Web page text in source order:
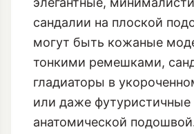
сандалии на плоской
могут быть кожаные
тонкими ремешками,
гладиаторы в
или даже футуристичные
анатомической